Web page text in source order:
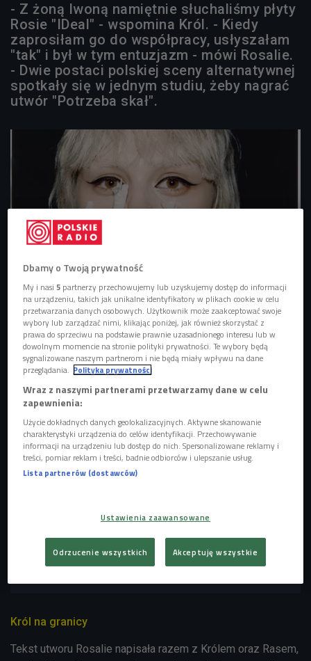
- Z żoną Iwoną namiętnie słuchaliśmy płyty
Rosie "IDeal" - wspomina Król. - Kiedy
zaprosiłam go do współpracy, usłyszałam
"tak" i był w tym entuzjazm - mówi Rosalie.
- Dwie postaci polskiej sceny alternatywnej
spotkały się w jednym studiu, żeby nagrać
utwór "Potrzeba skał".
Rosalie. Foto: mat. prasowe/Krzysztof Powierża/Universal Music
Piosenka z klątwą
Utwór powstał w trakcie pracy nad albumem "IDeal" razem
z producentami Michałem Lange i Marcinem Makowcem. -
Nad tą piosenką wisiała jakaś klątwa, bo strasznie długo ją
robiliśmy - śmieje się Rosalie. "Potrzeba skał" miała trafić
na mój drugi krążek, ale kiedy nagraliśmy już bębny, zdałam
sobie sprawę, że ten numer kompletnie tam nie pasuje.
Żeby wybrzmiał, musiał stać się osobną historią. I musiał
mieć własny klip. A potem zaczęła się pandemia.
dość (Muzyczny Lunch/Czwórka)
Król na granicy
Tekst utworu Rosalie napisała razem z Królem oraz Rasem,
Dbamy o Twoją prywatność
My i nasi5 partnerzy przechowujemy lub uzyskujemy dostęp do informacji
na urządzeniu, takich jak unikalne identyfikatory w plikach cookie w celu
przetwarzania danych osobowych. Użytkownik może zaakceptować swoje
wybory lub zarządzać nimi, klikając poniżej, jak również skorzystać z
prawa do sprzeciwu na podstawie prawnie uzasadnionego interesu lub w
dowolnym momencie na stronie polityki prywatności. Te wybory będą
sygnalizowane naszym partnerom i nie będą miały wpływu na dane
przeglądania. Polityka prywatności
Wraz z naszymi partnerami przetwarzamy dane w celu
zapewnienia:
Użycie dokładnych danych geolokalizacyjnych. Aktywne skanowanie
charakterystyki urządzenia do celów identyfikacji. Przechowywanie
informacji na urządzeniu lub dostęp do nich. Spersonalizowane reklamy i
treści, pomiar reklam i treści, badnie odbiorców i ulepszanie usług.
Lista partnerów (dostawców)
Ustawienia zaawansowane
Odrzucenie wszystkich Akceptuję wszystkie